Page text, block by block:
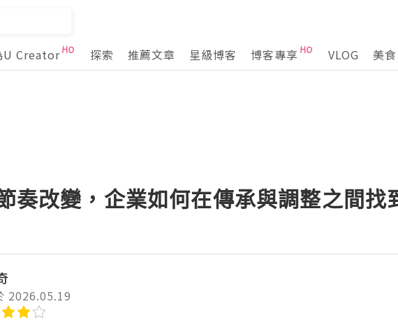
U Creator 探索 推薦文章 星級博客 博客專享 VLOG 美食
奏改變，企業如何在傳承與調整之間找
2026.05.19